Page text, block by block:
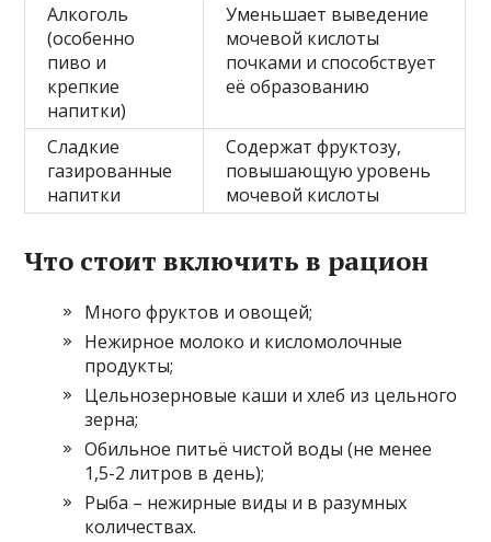
Алкоголь
(особенно
пиво и
крепкие
напитки)
Уменьшает выведение
мочевой кислоты
почками и способствует
её образованию
Сладкие
газированные
напитки
Содержат фруктозу,
повышающую уровень
мочевой кислоты
Что стоит включить в рацион
Много фруктов и овощей;
Нежирное молоко и кисломолочные
продукты;
Цельнозерновые каши и хлеб из цельного
зерна;
Обильное питьё чистой воды (не менее
1,5-2 литров в день);
Рыба – нежирные виды и в разумных
количествах.